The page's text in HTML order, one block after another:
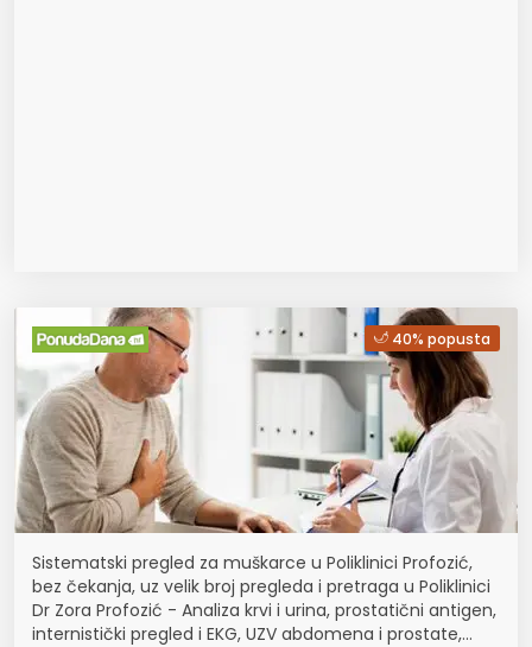
40% popusta
Sistematski pregled za muškarce u Poliklinici Profozić,
bez čekanja, uz velik broj pregleda i pretraga u Poliklinici
Dr Zora Profozić - Analiza krvi i urina, prostatični antigen,
internistički pregled i EKG, UZV abdomena i prostate,